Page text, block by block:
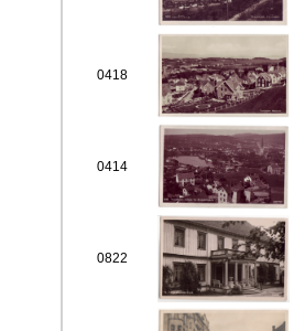
0418
0414
0822